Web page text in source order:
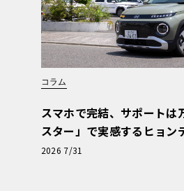
コラム
スマホで完結、サポートは
スター」で実感するヒョン
【第1回・ヒョンデ6つの疑
2026 7/31